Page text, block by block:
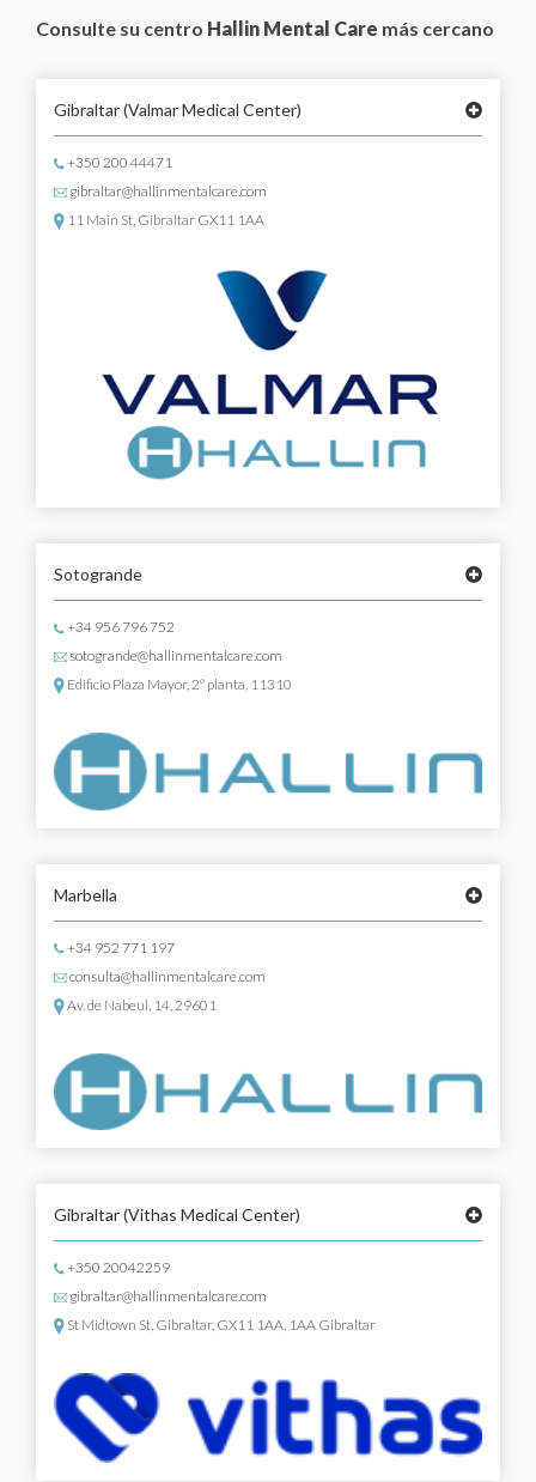
Consulte su centro Hallin Mental Care más cercano
Gibraltar(Valmar Medical Center)
+350 200 44471
gibraltar@hallinmentalcare.com
11 Main St, Gibraltar GX11 1AA
Sotogrande
+34 956 796 752
sotogrande@hallinmentalcare.com
Edificio Plaza Mayor, 2º planta, 11310
Marbella
+34 952 771 197
consulta@hallinmentalcare.com
Av. de Nabeul, 14, 29601
Gibraltar(Vithas Medical Center)
+350 20042259
gibraltar@hallinmentalcare.com
St Midtown St, Gibraltar, GX11 1AA, 1AA Gibraltar